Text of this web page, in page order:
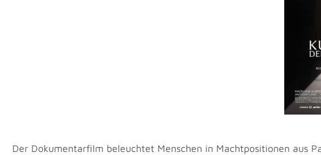
Der Dokumentarfilm beleuchtet Menschen in Machtpositionen aus